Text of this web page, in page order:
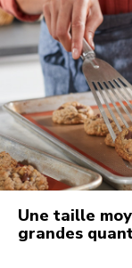
Une taille
grandes